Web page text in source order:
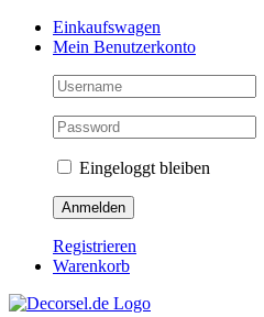
Zum
Inhalt
Facebook
Instagram
PinterestEinkaufswagen
Mein Benutzerkonto
Eingeloggt bleiben
Registrieren
Warenkorb